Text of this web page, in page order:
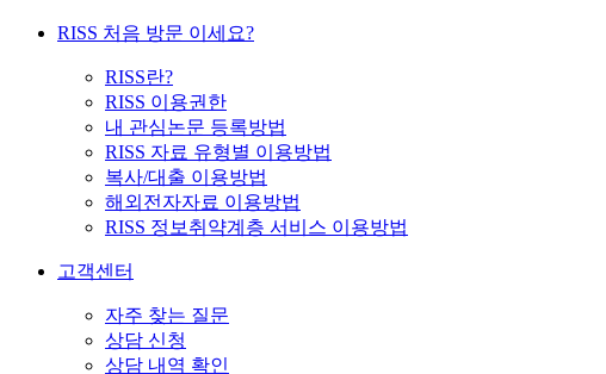
RISS 처음 방문 이세요?
RISS란?
RISS 이용권한
내 관심논문 등록방법
RISS 자료 유형별 이용방법
복사/대출 이용방법
해외전자자료 이용방법
RISS 정보취약계층 서비스 이용방법
고객센터
자주 찾는 질문
상담 신청
상담 내역 확인